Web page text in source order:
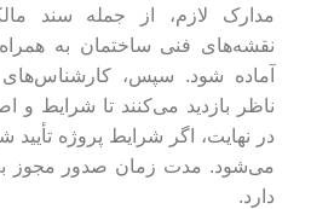
مدارک لازم، از جمله سند
نقشه‌های فنی ساختمان به
آماده شود. سپس،
ناظر بازدید می‌کنند تا شرایط و
در نهایت، اگر شرایط پروژه
می‌شود. مدت زمان صدور مجوز
دارد.